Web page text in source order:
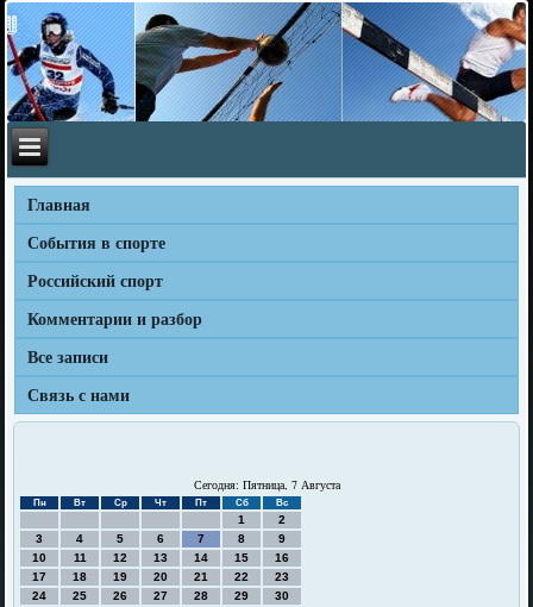
Главная
События в спорте
Российский спорт
Комментарии и разбор
Все записи
Связь с нами
Сегодня: Пятница, 7 Августа
Пн Вт Ср Чт Пт Сб Вс
1
2
3
4 5 6 7 8
9
10
11 12 13 14 15
16
17
18 19 20 21 22
23
24
25 26 27 28 29
30